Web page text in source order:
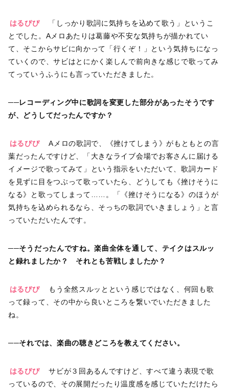
はるぴぴ
「しっかり歌詞に気持ちを込めて歌う」というこ
とでした。Aメロあたりは葛藤や不安な気持ちが描かれてい
て、そこからサビに向かって「行くぞ！」という気持ちになっ
ていくので、サビはとにかく楽しんで前向きな感じで歌ってみ
てっていうふうにも言っていただきました。
──レコーディング中に歌詞を変更した部分があったそうです
が、どうしてだったんですか？
はるぴぴ
Aメロの歌詞で、《挫けてしまう》がもともとの言
葉だったんですけど、「大きなライブ会場でお客さんに届ける
イメージで歌ってみて」という指示をいただいて、歌詞カード
を見ずに目をつぶって歌っていたら、どうしても《挫けそうに
なる》と歌ってしまって……。「《挫けそうになる》のほうが
気持ちを込められるなら、そっちの歌詞でいきましょう」と言
っていただいたんです。
──そうだったんですね。楽曲全体を通して、テイクはスルッ
と録れましたか？ それとも苦戦しましたか？
はるぴぴ
もう全然スルッとという感じではなく、何回も歌
って録って、その中から良いところを繋いでいただきました
ね。
──それでは、楽曲の聴きどころを教えてください。
はるぴぴ
サビが３回あるんですけど、すべて違う表現で歌
っているので、その展開だったり温度感を感じていただけたら